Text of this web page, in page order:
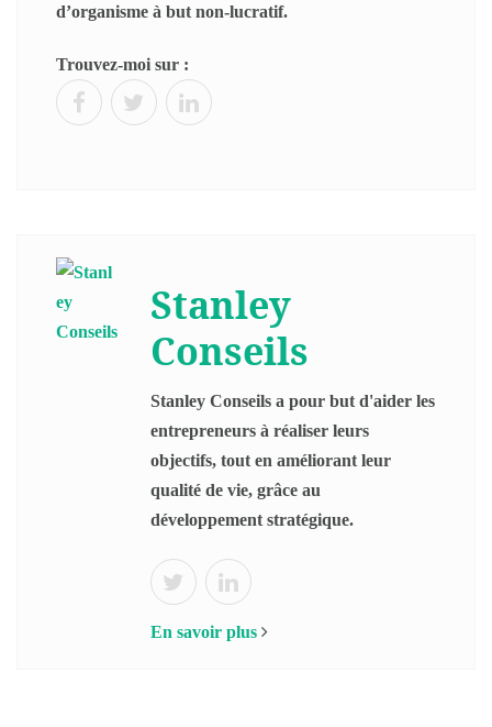
d’organisme à but non-lucratif.
Trouvez-moi sur :
Stanley
Conseils
Stanley Conseils a pour but d'aider les
entrepreneurs à réaliser leurs
objectifs, tout en améliorant leur
qualité de vie, grâce au
développement stratégique.
En savoir plus